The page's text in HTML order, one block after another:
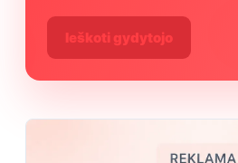
Ieškoti gydytojo